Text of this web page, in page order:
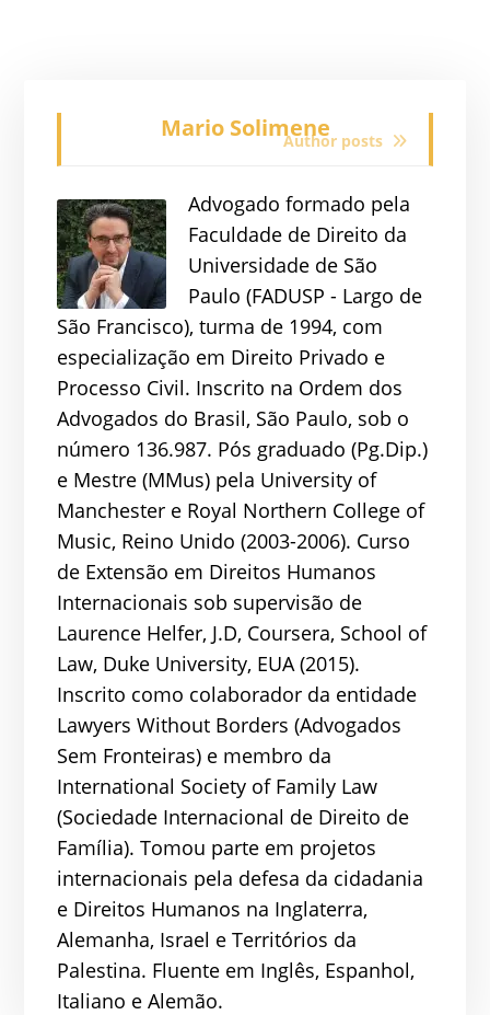
Mario SolimeneAuthor posts
Advogado formado pela
Faculdade de Direito da
Universidade de São
Paulo (FADUSP - Largo de
São Francisco), turma de 1994, com
especialização em Direito Privado e
Processo Civil. Inscrito na Ordem dos
Advogados do Brasil, São Paulo, sob o
número 136.987. Pós graduado (Pg.Dip.)
e Mestre (MMus) pela University of
Manchester e Royal Northern College of
Music, Reino Unido (2003-2006). Curso
de Extensão em Direitos Humanos
Internacionais sob supervisão de
Laurence Helfer, J.D, Coursera, School of
Law, Duke University, EUA (2015).
Inscrito como colaborador da entidade
Lawyers Without Borders (Advogados
Sem Fronteiras) e membro da
International Society of Family Law
(Sociedade Internacional de Direito de
Família). Tomou parte em projetos
internacionais pela defesa da cidadania
e Direitos Humanos na Inglaterra,
Alemanha, Israel e Territórios da
Palestina. Fluente em Inglês, Espanhol,
Italiano e Alemão.